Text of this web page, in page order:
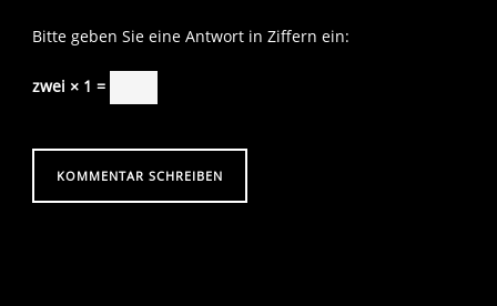
Bitte geben Sie eine Antwort in Ziffern ein:
zwei × 1 =